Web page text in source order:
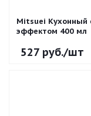
Mitsuei Кухонный
эффектом 400 мл
527 руб./шт